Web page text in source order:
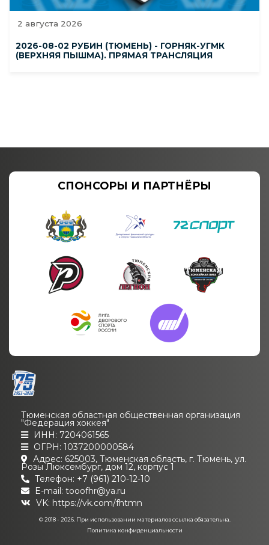
2 августа 2026
2026-08-02 РУБИН (ТЮМЕНЬ) - ГОРНЯК-УГМК
(ВЕРХНЯЯ ПЫШМА). ПРЯМАЯ ТРАНСЛЯЦИЯ
СПОНСОРЫ И ПАРТНЁРЫ
Тюменская областная общественная организация
"Федерация хоккея"
ИНН: 7204061565
ОГРН: 1037200000584
Адрес: 625003, Тюменская область, г. Тюмень, ул.
Розы Люксембург, дом 12, корпус 1
Телефон: +7 (961) 210-12-10
E-mail: tooofhr@ya.ru
VK: https://vk.com/fhtmn
© 2018 - 2026. При использовании материалов ссылка обязательна.
Политика конфиденциальности